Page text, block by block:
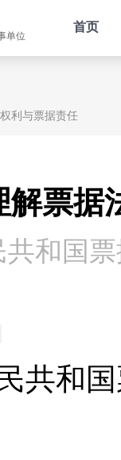
单位
首页
利与票据责任
解票据
和国
和国